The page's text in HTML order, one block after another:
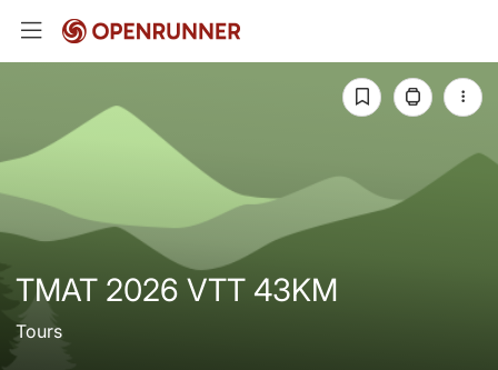
TMAT 2026 VTT 43KM
Tours